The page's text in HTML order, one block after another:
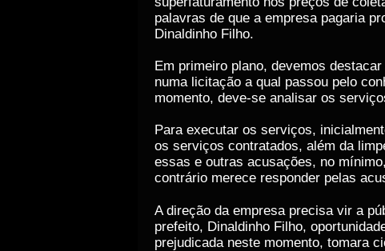
palavras de que a empresa pagaria
Dinaldinho Filho.
Em primeiro plano, devemos
numa licitação a qual passou pelo
momento, deve-se analisar os
Para executar os serviços,
os serviços contratados, além da
essas e outras acusações, no
contrário merece responder pelas
A direção da empresa precisa vir a
prefeito, Dinaldinho Filho,
prejudicada neste momento, tomara